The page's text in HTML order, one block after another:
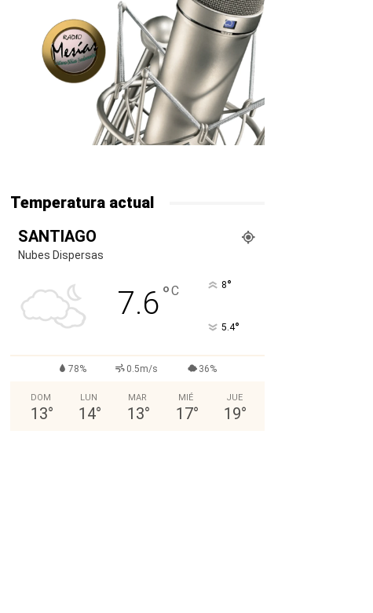
Temperatura actual
SANTIAGO
Nubes Dispersas
7.6°C 8°
5.4°
78% 0.5m/s 36%
DOM
13°
LUN
14°
MAR
13°
MIÉ
17°
JUE
19°